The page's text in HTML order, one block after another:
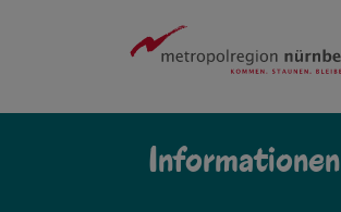
Informationen